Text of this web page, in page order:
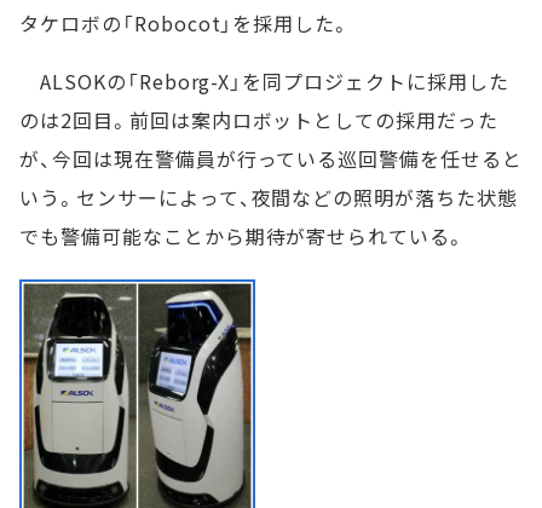
タケロボの「Robocot」を採用した。
ALSOKの「Reborg-X」を同プロジェクトに採用した
のは2回目。前回は案内ロボットとしての採用だった
が、今回は現在警備員が行っている巡回警備を任せると
いう。センサーによって、夜間などの照明が落ちた状態
でも警備可能なことから期待が寄せられている。